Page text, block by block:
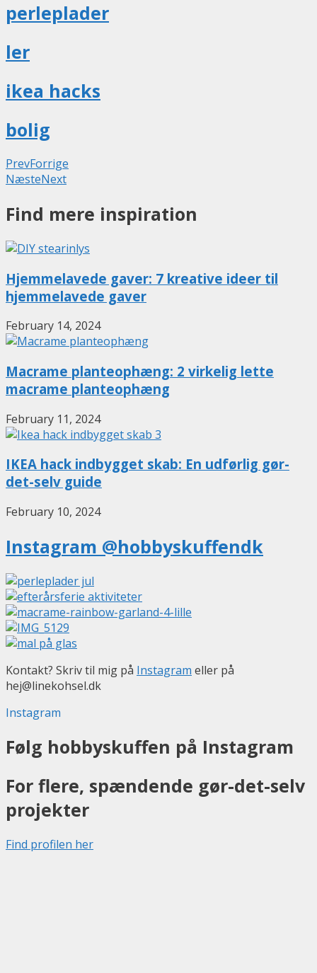
perleplader
ler
ikea hacks
bolig
PrevForrige
NæsteNext
Find mere inspiration
Hjemmelavede gaver: 7 kreative ideer til
hjemmelavede gaver
February 14, 2024
Macrame planteophæng: 2 virkelig lette
macrame planteophæng
February 11, 2024
IKEA hack indbygget skab: En udførlig gør-
det-selv guide
February 10, 2024
Instagram @hobbyskuffendk
Kontakt? Skriv til mig på Instagram eller på
hej@linekohsel.dk
Instagram
Følg hobbyskuffen på Instagram
For flere, spændende gør-det-selv
projekter
Find profilen her